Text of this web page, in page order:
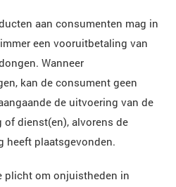
aan consumenten mag in
een vooruitbetaling van
Wanneer
kan de consument geen
de uitvoering van de
dienst(en), alvorens de
heeft plaatsgevonden.
plicht om onjuistheden in